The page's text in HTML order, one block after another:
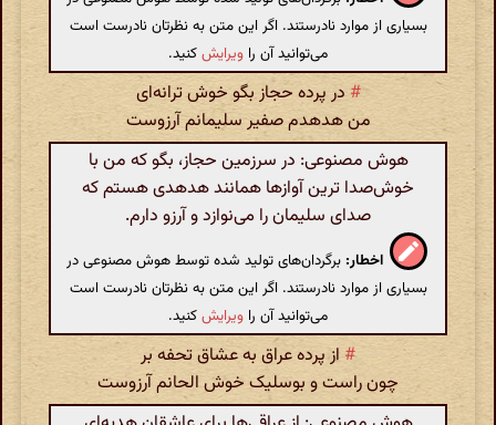
بسیاری از موارد نادرستند. اگر این متن به نظرتان نادرست است
می‌توانید آن را ویرایشکنید.
# در پرده حجاز بگو خوش ترانه‌ای
من هدهدم صفیر سلیمانم آرزوست
هوش مصنوعی: در سرزمین حجاز، بگو که من با
خوش‌صدا ترین آوازها همانند هدهدی هستم که
صدای سلیمان را می‌نوازد و آرزو دارم.
اخطار: برگردان‌های تولید شده توسط هوش مصنوعی در
بسیاری از موارد نادرستند. اگر این متن به نظرتان نادرست است
می‌توانید آن را ویرایشکنید.
# از پرده عراق به عشاق تحفه بر
چون راست و بوسلیک خوش الحانم آرزوست